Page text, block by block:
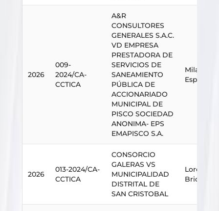
2026
009-
2024/CA-
CCTICA
A&R
CONSULTORES
GENERALES S.A.C.
VD EMPRESA
PRESTADORA DE
SERVICIOS DE
SANEAMIENTO
PÚBLICA DE
ACCIONARIADO
MUNICIPAL DE
PISCO SOCIEDAD
ANONIMA- EPS
EMAPISCO S.A.
Milagros
Espiritu
2026
013-2024/CA-
CCTICA
CONSORCIO
GALERAS VS
MUNICIPALIDAD
DISTRITAL DE
SAN CRISTOBAL
Lorena
Briceño